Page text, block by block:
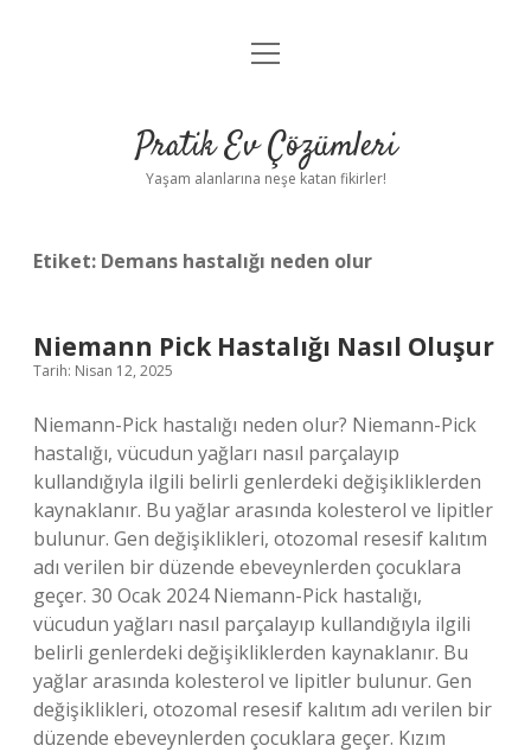
Anasayfa
Yasal Uyarı
menüyü
Pratik Ev Çözümleri
Yaşam alanlarına neşe katan fikirler!
Etiket: Demans hastalığı neden olur
Niemann Pick Hastalığı Nasıl Oluşur
Tarih: Nisan 12, 2025
Niemann-Pick hastalığı neden olur? Niemann-Pick
hastalığı, vücudun yağları nasıl parçalayıp
kullandığıyla ilgili belirli genlerdeki değişikliklerden
kaynaklanır. Bu yağlar arasında kolesterol ve lipitler
bulunur. Gen değişiklikleri, otozomal resesif kalıtım
adı verilen bir düzende ebeveynlerden çocuklara
geçer. 30 Ocak 2024 Niemann-Pick hastalığı,
vücudun yağları nasıl parçalayıp kullandığıyla ilgili
belirli genlerdeki değişikliklerden kaynaklanır. Bu
yağlar arasında kolesterol ve lipitler bulunur. Gen
değişiklikleri, otozomal resesif kalıtım adı verilen bir
düzende ebeveynlerden çocuklara geçer. Kızım